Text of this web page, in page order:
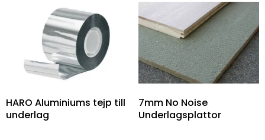
HARO Aluminiums tejp till
underlag
7mm No Noise
Underlagsplattor